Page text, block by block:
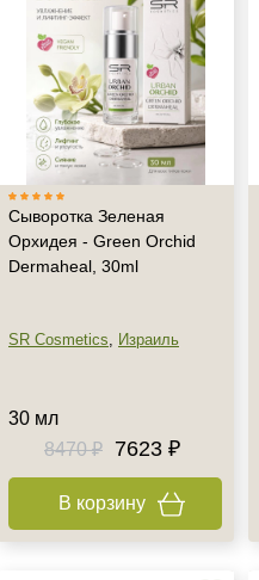
Сыворотка Зеленая
Орхидея - Green Orchid
Dermaheal, 30ml
SR Cosmetics, Израиль
30 мл
8470 ₽
7623 ₽
В корзину